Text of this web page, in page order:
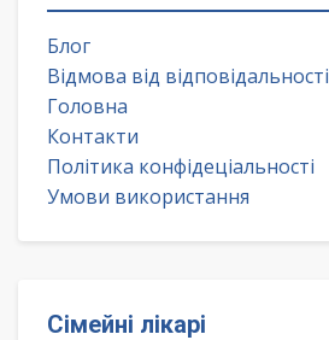
Блог
Відмова від відповідальності
Головна
Контакти
Політика конфідеціальності
Умови використання
Сімейні лікарі